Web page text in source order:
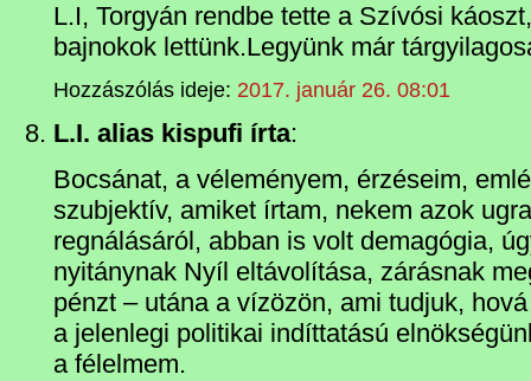
L.I, Torgyán rendbe tette a Szívósi
bajnokok lettünk.Legyünk már
Hozzászólás ideje: 2017. január 26. 08:01
L.I. alias kispufi írta:
Bocsánat, a véleményem, érzéseim,
szubjektív, amiket írtam, nekem azok
regnálásáról, abban is volt demagógia,
nyitánynak Nyíl eltávolítása, zárásnak
pénzt – utána a vízözön, ami tudjuk,
a jelenlegi politikai indíttatású
a félelmem.